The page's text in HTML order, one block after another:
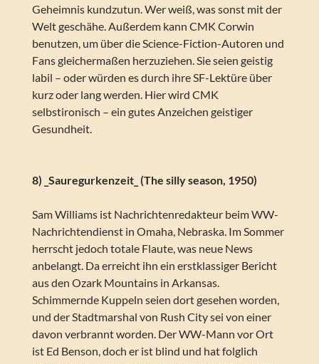
Geheimnis kundzutun. Wer weiß, was sonst mit der
Welt geschähe. Außerdem kann CMK Corwin
benutzen, um über die Science-Fiction-Autoren und
Fans gleichermaßen herzuziehen. Sie seien geistig
labil – oder würden es durch ihre SF-Lektüre über
kurz oder lang werden. Hier wird CMK
selbstironisch – ein gutes Anzeichen geistiger
Gesundheit.
8) _Sauregurkenzeit_ (The silly season, 1950)
Sam Williams ist Nachrichtenredakteur beim WW-
Nachrichtendienst in Omaha, Nebraska. Im Sommer
herrscht jedoch totale Flaute, was neue News
anbelangt. Da erreicht ihn ein erstklassiger Bericht
aus den Ozark Mountains in Arkansas.
Schimmernde Kuppeln seien dort gesehen worden,
und der Stadtmarshal von Rush City sei von einer
davon verbrannt worden. Der WW-Mann vor Ort
ist Ed Benson, doch er ist blind und hat folglich